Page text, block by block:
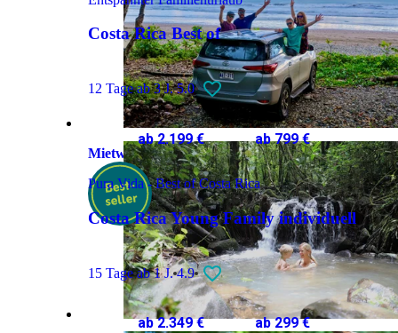
Costa Rica Best of
12 Tage ab 3 J. 5.0
ab 2.199 € ab 799 €
Mietwagenreise
Pura Vida - Best of Costa Rica
Costa Rica Young Family individuell
15 Tage ab 1 J. 4.9
ab 2.349 € ab 299 €